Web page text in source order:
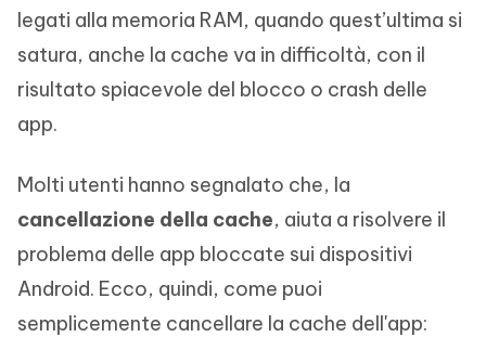
legati alla memoria RAM, quando quest’ultima si
satura, anche la cache va in difficoltà, con il
risultato spiacevole del blocco o crash delle
app.
Molti utenti hanno segnalato che, la
cancellazione della cache, aiuta a risolvere il
problema delle app bloccate sui dispositivi
Android. Ecco, quindi, come puoi
semplicemente cancellare la cache dell'app: